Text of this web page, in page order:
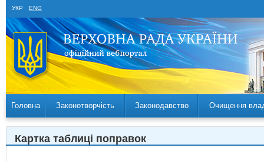
УКР ENG
Головна Законотворчість Законодавство Очищення
Картка таблиці поправок